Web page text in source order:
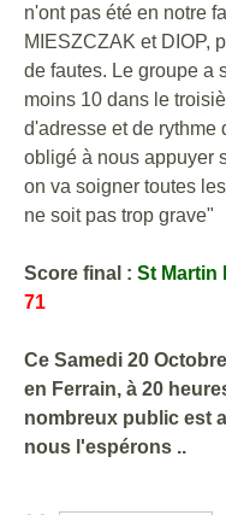
n'ont pas été en notre
MIESZCZAK et DIOP,
de fautes. Le groupe a
moins 10 dans le
d'adresse et de rythme
obligé à nous appuyer
on va soigner toutes
ne soit pas trop grave"
Score final : St Martin
71
Ce Samedi 20
en Ferrain, à 20
nombreux public est
nous l'espérons ..